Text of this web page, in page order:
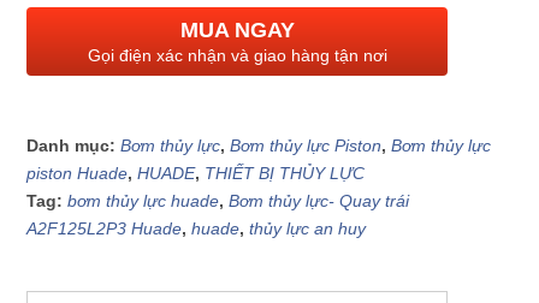
MUA NGAY
Gọi điện xác nhận và giao hàng tận nơi
Danh mục:Bơm thủy lực,Bơm thủy lực Piston,Bơm thủy lực
piston Huade,HUADE, THIẾT BỊ THỦY LỰC
Tag:bơm thủy lực huade,Bơm thủy lực- Quay trái
A2F125L2P3 Huade,huade,thủy lực an huy